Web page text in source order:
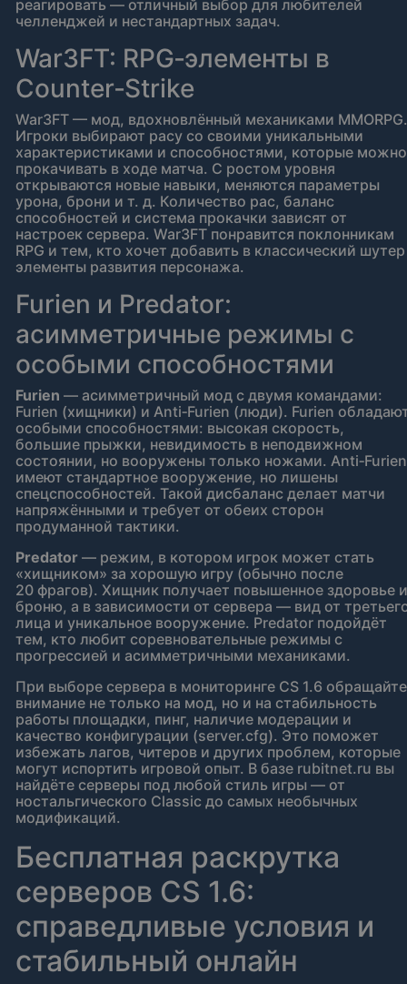
реагировать — отличный выбор для любителей
челленджей и нестандартных задач.
War3FT: RPG‑элементы в
Counter‑Strike
War3FT — мод, вдохновлённый механиками MMORPG.
Игроки выбирают расу со своими уникальными
характеристиками и способностями, которые можно
прокачивать в ходе матча. С ростом уровня
открываются новые навыки, меняются параметры
урона, брони и т. д. Количество рас, баланс
способностей и система прокачки зависят от
настроек сервера. War3FT понравится поклонникам
RPG и тем, кто хочет добавить в классический шутер
элементы развития персонажа.
Furien и Predator:
асимметричные режимы с
особыми способностями
Furien — асимметричный мод с двумя командами:
Furien (хищники) и Anti‑Furien (люди). Furien
особыми способностями: высокая скорость,
большие прыжки, невидимость в неподвижном
состоянии, но вооружены только ножами. Anti‑Furien
имеют стандартное вооружение, но лишены
спецспособностей. Такой дисбаланс делает матчи
напряжёнными и требует от обеих сторон
продуманной тактики.
Predator — режим, в котором игрок может стать
«хищником» за хорошую игру (обычно после
20 фрагов). Хищник получает повышенное здоровье и
броню, а в зависимости от сервера — вид от
лица и уникальное вооружение. Predator подойдёт
тем, кто любит соревновательные режимы с
прогрессией и асимметричными механиками.
При выборе сервера в мониторинге CS 1.6 обращайте
внимание не только на мод, но и на стабильность
работы площадки, пинг, наличие модерации и
качество конфигурации (server.cfg). Это поможет
избежать лагов, читеров и других проблем, которые
могут испортить игровой опыт. В базе rubitnet.ru вы
найдёте серверы под любой стиль игры — от
ностальгического Classic до самых необычных
модификаций.
Бесплатная раскрутка
серверов CS 1.6:
справедливые условия и
стабильный онлайн